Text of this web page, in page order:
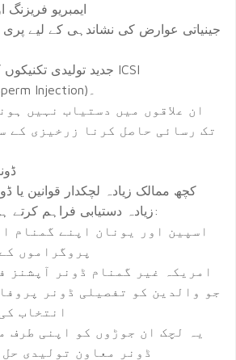
● ایمبریو
ان علاقوں میں دستیاب نہیں
تک رسائی حاصل کرنا زرخیزی کے
3.
کچھ ممالک زیادہ لچکدار قوانین یا
زیادہ دستیابی فراہم کرتے ہیں۔ مثال کے طور پر:
پروگراموں
جو والدین کو تفصیلی ڈونر
انتخاب
یہ لچک ان جوڑوں کو اپنی طرف
ڈونر معاون تولیدی حل